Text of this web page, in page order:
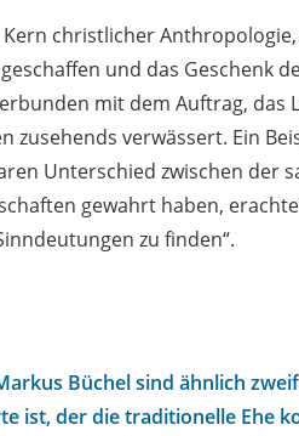
christlicher
und das Geschenk
mit dem Auftrag, das
zusehends verwässert. Ein
Unterschied zwischen der
gewahrt haben,
zu finden“.
Büchel sind ähnlich
ist, der die traditionelle Ehe